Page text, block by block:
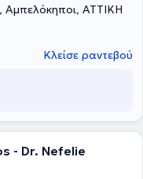
ΑΤΤΙΚΗ
Κλείσε ραντεβού
- Dr. Nefelie